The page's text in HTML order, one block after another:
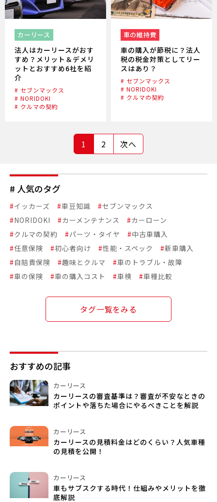
カーリース
法人はカーリースがおす
すめ？メリット＆デメリ
ットとおすすめ6社を紹
介
# セブンマックス
# NORIDOKI
# クルマの契約
車の維持費
車の購入が節税に？法人
税の税金対策としてリー
スはあり？
# セブンマックス
# NORIDOKI
# クルマの契約
1 2 次へ
# 人気のタグ
#イッカーズ #車豆知識 #セブンマックス
#NORIDOKI #カーメンテナンス #カーローン
#クルマの契約 #パーツ・タイヤ #中古車購入
#任意保険 #初心者向け #性能・スペック #新車購入
#自賠責保険 #趣味とクルマ #車のトラブル・故障
#車の保険 #車の購入コスト #車検 #車種比較
タグ一覧をみる
おすすめの記事
カーリース
カーリースの審査基準は？審査が不安なときの
ポイントや落ちた場合にやるべきことを解説
カーリース
カーリースの見積料金はどのくらい？人気車種
の見積を公開！
カーリース
車もサブスクする時代！仕組みやメリットを徹
底解説